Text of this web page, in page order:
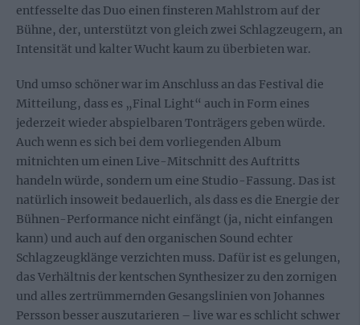
entfesselte das Duo einen finsteren Mahlstrom auf der
Bühne, der, unterstützt von gleich zwei Schlagzeugern, an
Intensität und kalter Wucht kaum zu überbieten war.
Und umso schöner war im Anschluss an das Festival die
Mitteilung, dass es „Final Light“ auch in Form eines
jederzeit wieder abspielbaren Tonträgers geben würde.
Auch wenn es sich bei dem vorliegenden Album
mitnichten um einen Live-Mitschnitt des Auftritts
handeln würde, sondern um eine Studio-Fassung. Das ist
natürlich insoweit bedauerlich, als dass es die Energie der
Bühnen-Performance nicht einfängt (ja, nicht einfangen
kann) und auch auf den organischen Sound echter
Schlagzeugklänge verzichten muss. Dafür ist es gelungen,
das Verhältnis der kentschen Synthesizer zu den zornigen
und alles zertrümmernden Gesangslinien von Johannes
Persson besser auszutarieren – live war es schlicht schwer